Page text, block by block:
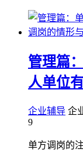
管理篇
人单位
企业辅导 企
9
单方调岗的